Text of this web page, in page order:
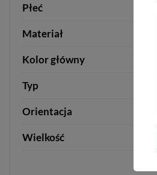
Płeć
Materiał
Kolor główny
Typ
Orientacja
Wielkość